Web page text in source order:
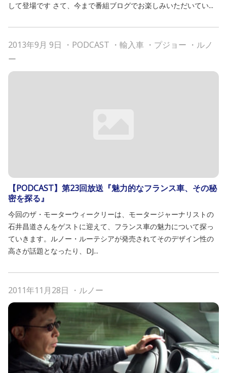
して登場です さて、今まで番組ブログでお楽しみいただいてい...
2013年9月 9日 ・ PODCAST ・ 輸入車 ・ プジョー ・ ルノ
ー
【PODCAST】第23回放送『魅力的なフランス車、その秘
密を探る』
今回のザ・モーターウィークリーは、モータージャーナリストの
石井昌道さんをゲストに迎えて、フランス車の魅力について探っ
ていきます。ルノー・ルーテシアが発売されてそのデザイン性の
高さが話題となったり、DJ...
2011年11月28日 ・ ルノー